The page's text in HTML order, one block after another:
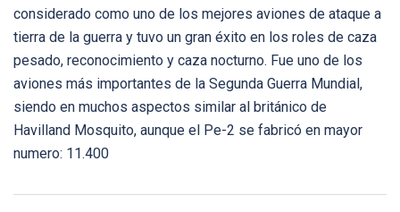
considerado como uno de los mejores aviones de ataque a
tierra de la guerra y tuvo un gran éxito en los roles de caza
pesado, reconocimiento y caza nocturno. Fue uno de los
aviones más importantes de la Segunda Guerra Mundial,
siendo en muchos aspectos similar al británico de
Havilland Mosquito, aunque el Pe-2 se fabricó en mayor
numero: 11.400